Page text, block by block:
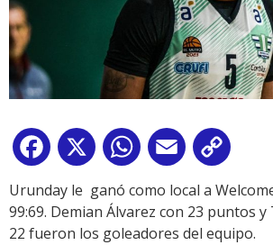
Facebook
X WhatsApp
Email
Link
Urunday le ganó como local a
99:69. Demian Álvarez con 23 puntos
22 fueron los goleadores del equipo.